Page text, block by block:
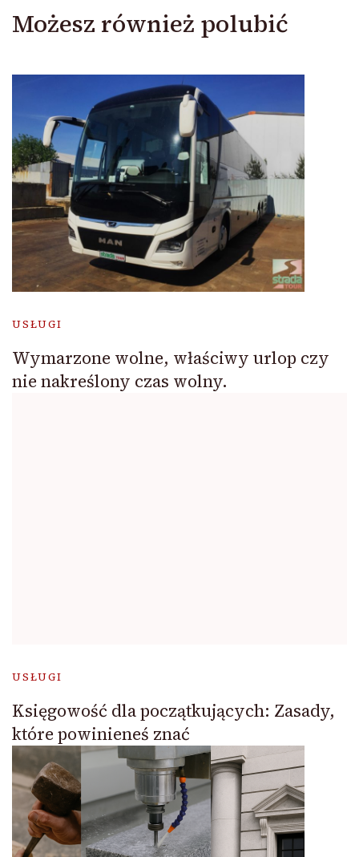
Możesz również polubić
USŁUGI
Wymarzone wolne, właściwy urlop czy
nie nakreślony czas wolny.
USŁUGI
Księgowość dla początkujących: Zasady,
które powinieneś znać